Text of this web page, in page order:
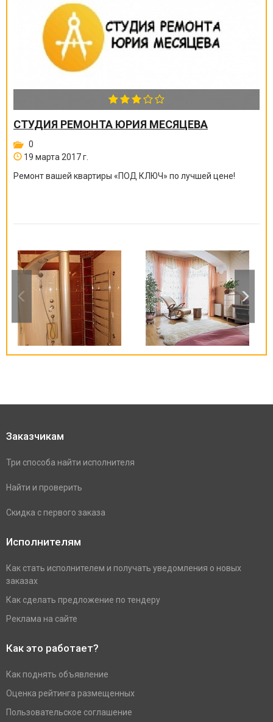
СТУДИЯ РЕМОНТА ЮРИЯ МЕСЯЦЕВА
0
19 марта 2017 г.
Ремонт вашей квартиры «ПОД КЛЮЧ» по лучшей цене!
Заказчикам
Три способа найти исполнителя
Найти и проверить
Скидка с первого заказа
Исполнителям
Как стать исполнителем и получать уведомления о новых
заказах
Как сделать предложение по тендеру
Реклама на сайте
Как это работает?
Как поднять объявление
Оценка рейтинга размещенных
Пользовательское соглашение